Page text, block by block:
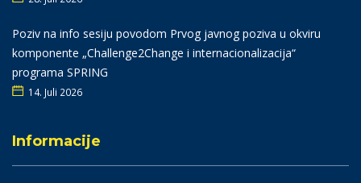
Poziv na info sesiju povodom Prvog javnog poziva u okviru
komponente „Challenge2Change i internacionalizacija“
programa SPRING
14. Juli 2026
Informacije